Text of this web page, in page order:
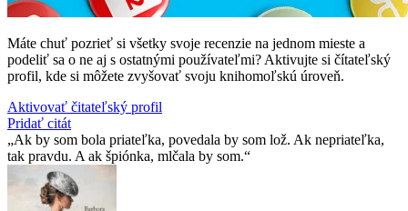
Máte chuť pozrieť si všetky svoje recenzie na jednom mieste a
podeliť sa o ne aj s ostatnými používateľmi? Aktivujte si čítateľský
profil, kde si môžete zvyšovať svoju knihomoľskú úroveň.
Aktivovať čitateľský profil
Pridať citát
Ak by som bola priateľka, povedala by som lož. Ak nepriateľka,
tak pravdu. A ak špiónka, mlčala by som.